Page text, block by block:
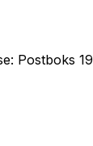
Postboks